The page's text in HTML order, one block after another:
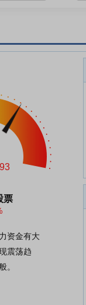
票
资金有大
震荡趋
。